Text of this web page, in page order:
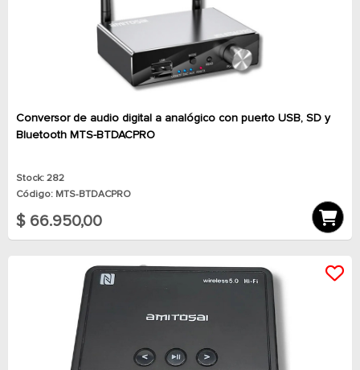
Conversor de audio digital a analógico con puerto USB, SD y
Bluetooth MTS-BTDACPRO
Stock: 282
Código: MTS-BTDACPRO
$ 66.950,00